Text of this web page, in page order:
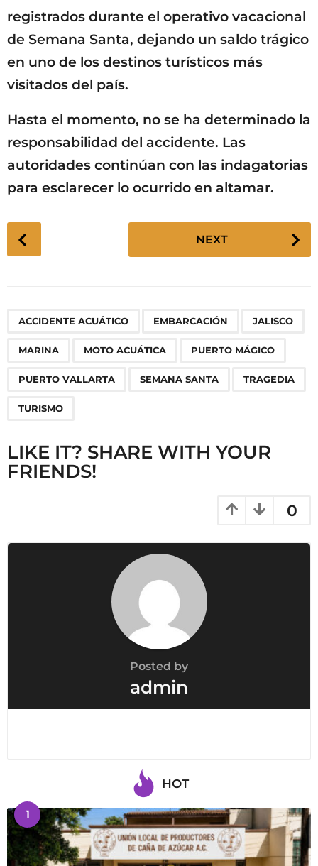
registrados durante el operativo vacacional
de Semana Santa, dejando un saldo trágico
en uno de los destinos turísticos más
visitados del país.
Hasta el momento, no se ha determinado la
responsabilidad del accidente. Las
autoridades continúan con las indagatorias
para esclarecer lo ocurrido en altamar.
P
o
i
o
n
NEXT
ACCIDENTE ACUÁTICO EMBARCACIÓN JALISCO
MARINA MOTO ACUÁTICA PUERTO MÁGICO
PUERTO VALLARTA SEMANA SANTA TRAGEDIA
TURISMO
LIKE IT? SHARE WITH YOUR
FRIENDS!
0
Posted by
admin
HOT
1